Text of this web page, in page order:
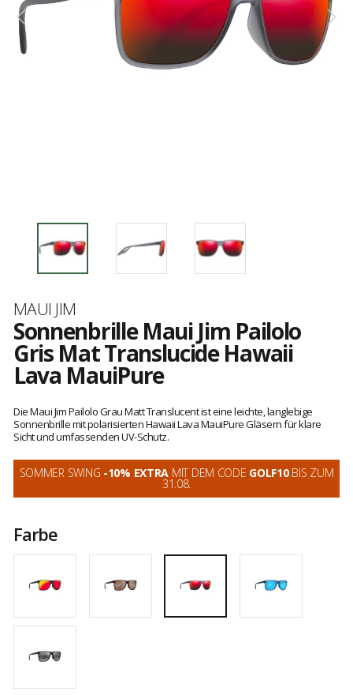
Marke
MAUI JIM
Sonnenbrille Maui Jim Pailolo
Gris Mat Translucide Hawaii
Lava MauiPure
Die Maui Jim Pailolo Grau Matt Translucent ist eine leichte, langlebige
Sonnenbrille mit polarisierten Hawaii Lava MauiPure Gläsern für klare
Sicht und umfassenden UV-Schutz.
SOMMER SWING -10% EXTRA MIT DEM CODE GOLF10BIS ZUM
31.08.
Farbe